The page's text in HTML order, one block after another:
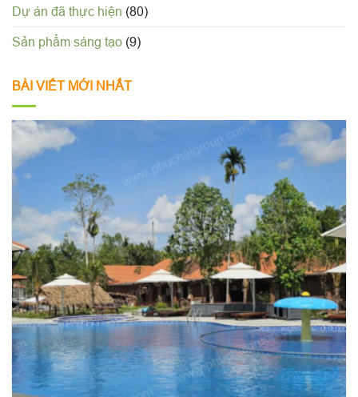
Dự án đã thực hiện (80)
Sản phẩm sáng tạo (9)
BÀI VIẾT MỚI NHẤT